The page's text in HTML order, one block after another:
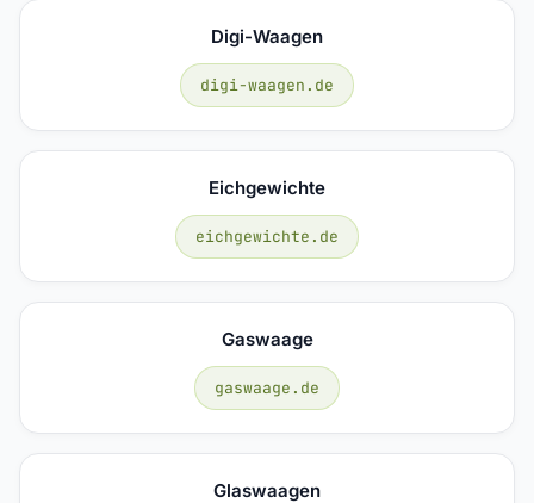
Digi-Waagen
digi-waagen.de
Eichgewichte
eichgewichte.de
Gaswaage
gaswaage.de
Glaswaagen